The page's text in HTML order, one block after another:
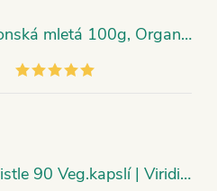
Skořice Bio, pravá cejlonská mletá 100g, Organic India
Ostropestřec - Milk Thistle 90 Veg.kapslí | Viridian